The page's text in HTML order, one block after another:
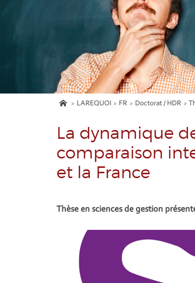
LAREQUOI FR Doctorat / HDR
La dynamique
comparaison
et la France
Thèse en sciences de gestion